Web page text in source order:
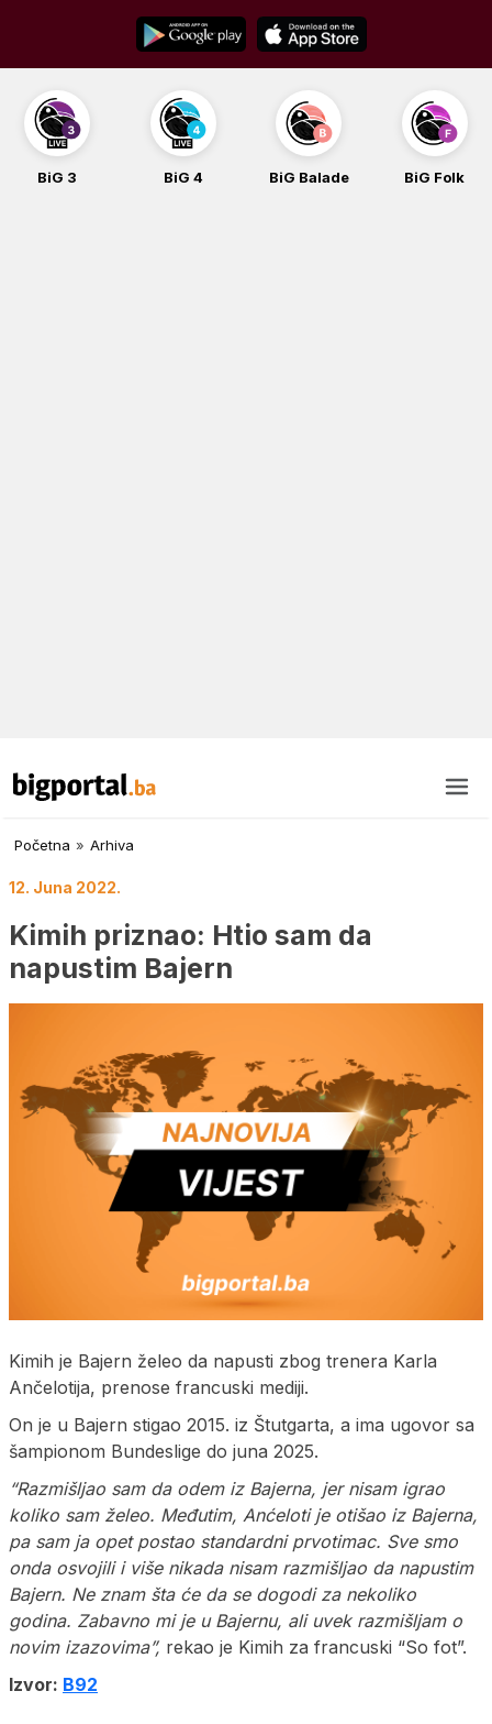
content
BiG 3 BiG 4 BiG Balade BiG Folk
Početna » Arhiva
12. Juna 2022.
Kimih priznao: Htio sam da
napustim Bajern
Kimih je Bajern želeo da napusti zbog trenera Karla
Ančelotija, prenose francuski mediji.
On je u Bajern stigao 2015. iz Štutgarta, a ima ugovor sa
šampionom Bundeslige do juna 2025.
“Razmišljao sam da odem iz Bajerna, jer nisam igrao
koliko sam želeo. Međutim, Anćeloti je otišao iz Bajerna,
pa sam ja opet postao standardni prvotimac. Sve smo
onda osvojili i više nikada nisam razmišljao da napustim
Bajern. Ne znam šta će da se dogodi za nekoliko
godina. Zabavno mi je u Bajernu, ali uvek razmišljam o
novim izazovima”, rekao je Kimih za francuski “So fot”.
Izvor: B92